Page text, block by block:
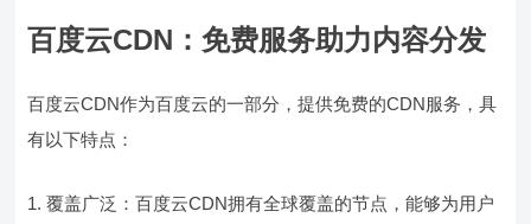
百度云CDN：免费服务助力内容分发
百度云CDN作为百度云的一部分，提供免费的CDN服务，具
有以下特点：
覆盖广泛：百度云CDN拥有全球覆盖的节点，能够为用户